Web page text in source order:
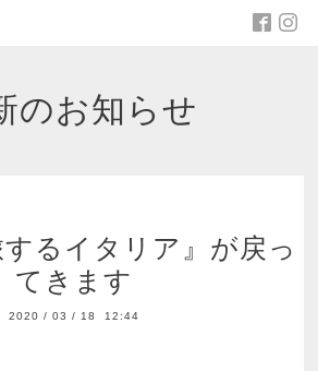
のお知らせ
するイタリア』が戻っ
てきます
2020 / 03 / 18 12:44